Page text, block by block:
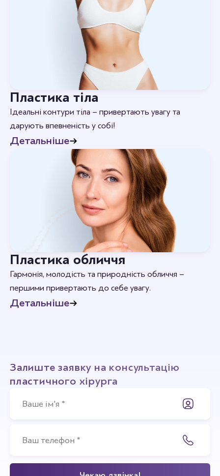
Пластика тіла
Ідеальні контури тіла – привертають увагу та
дарують впевненість у собі!
Детальніше
Пластика обличчя
Гармонія, молодість та природність обличчя –
першими привертають до себе увагу.
Детальніше
Залиште заявку на консультацію
пластичного хірурга